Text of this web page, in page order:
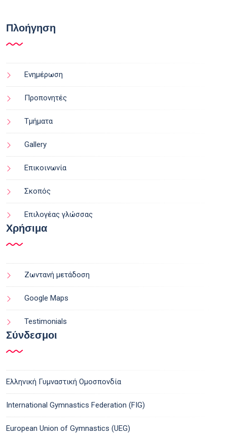
Πλοήγηση
Ενημέρωση
Προπονητές
Τμήματα
Gallery
Επικοινωνία
Σκοπός
Επιλογέας γλώσσας
Χρήσιμα
Ζωντανή μετάδοση
Google Maps
Testimonials
Σύνδεσμοι
Ελληνική Γυμναστική Ομοσπονδία
International Gymnastics Federation (FIG)
European Union of Gymnastics (UEG)